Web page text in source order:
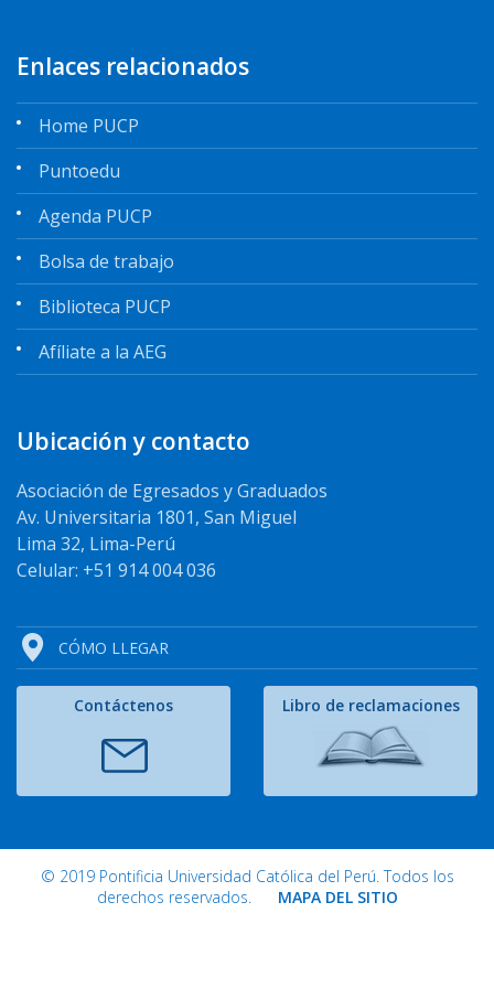
Enlaces relacionados
Home PUCP
Puntoedu
Agenda PUCP
Bolsa de trabajo
Biblioteca PUCP
Afíliate a la AEG
Ubicación y contacto
Asociación de Egresados y Graduados
Av. Universitaria 1801, San Miguel
Lima 32, Lima-Perú
Celular: +51 914 004 036
CÓMO LLEGAR
Contáctenos Libro de reclamaciones
© 2019 Pontificia Universidad Católica del Perú. Todos los
derechos reservados. MAPA DEL SITIO